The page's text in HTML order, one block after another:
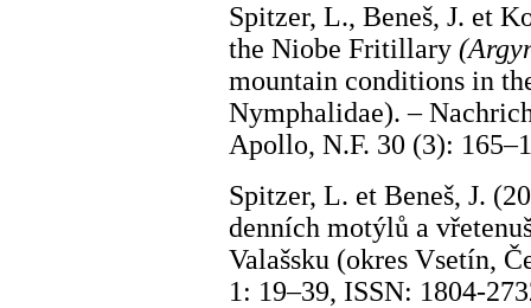
Spitzer, L., Beneš, J. et
the Niobe Fritillary
mountain conditions in
Nymphalidae). –
Apollo, N.F. 30 (3):
Spitzer, L. et Beneš, J.
denních motýlů a
Valašsku (okres Vsetín,
1: 19–39, ISSN: 1804-